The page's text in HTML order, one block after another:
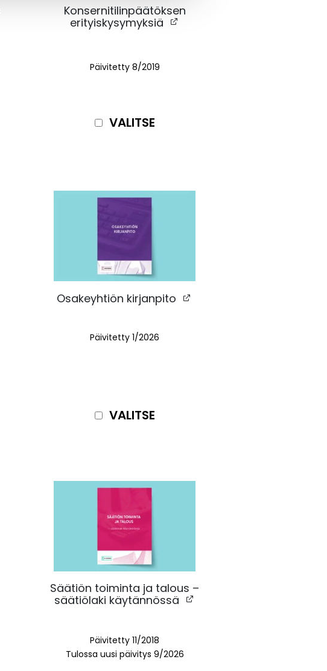
Konsernitilinpäätöksen
erityiskysymyksiä
Päivitetty 8/2019
VALITSE
Osakeyhtiön kirjanpito
Päivitetty 1/2026
VALITSE
Säätiön toiminta ja talous –
säätiölaki käytännössä
Päivitetty 11/2018
Tulossa uusi päivitys 9/2026